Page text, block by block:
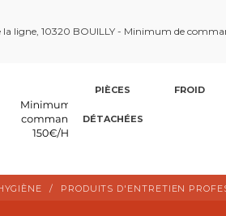
ligne, 10320 BOUILLY - Minimum de
PIÈCES
DÉTACHÉES
FROID
PRODUITS D'ENTRETIEN